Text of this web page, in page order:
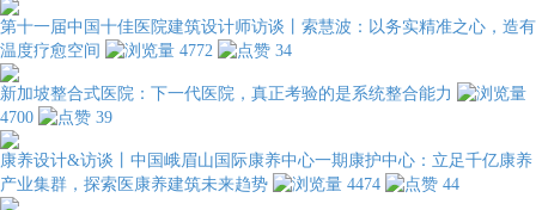
第十一届中国十佳医院建筑设计师访谈丨索慧波：以务实精准之心，造有
温度疗愈空间
4772 34
新加坡整合式医院：下一代医院，真正考验的是系统整合能力
4700
39
康养设计&访谈丨中国峨眉山国际康养中心一期康护中心：立足千亿康养
产业集群，探索医康养建筑未来趋势
4474 44